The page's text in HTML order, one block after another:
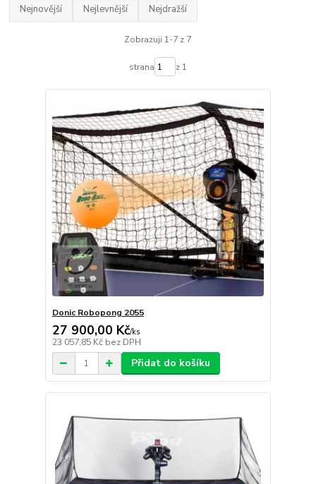
Nejnovější Nejlevnější Nejdražší
Zobrazuji 1-7 z 7
strana z 1
Donic Robopong 2055
27 900,00 Kč/ks
23 057,85 Kč bez DPH
Přidat do košíku